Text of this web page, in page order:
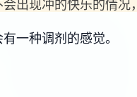
出现冲的快乐的情况，
一种调剂的感觉。